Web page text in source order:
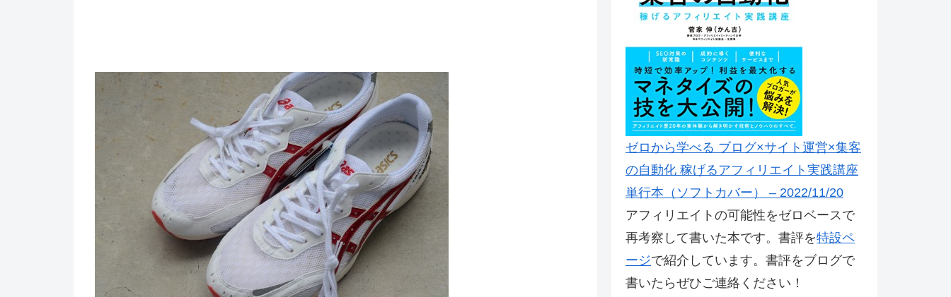
ゼロから学べる ブログ×サイト運営×集客
の自動化 稼げるアフィリエイト実践講座
単行本（ソフトカバー） – 2022/11/20
アフィリエイトの可能性をゼロベースで
再考察して書いた本です。書評を特設ペ
ージで紹介しています。書評をブログで
書いたらぜひご連絡ください！